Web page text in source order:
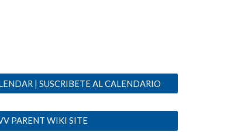
| SUSCRIBETE AL CALENDARIO
PARENT WIKI SITE